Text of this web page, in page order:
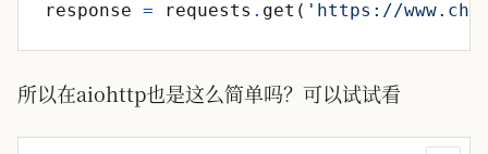
response = requests . get ( ' https://
所以在aiohttp也是这么简单吗？可以试试看